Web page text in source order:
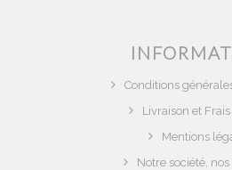
Conditions
Livraison et
Mentions
Notre société,